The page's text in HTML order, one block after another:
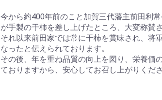
今から約400年前のこと加賀三代藩主前田利
が手製の干柿を差し上げたところ、大変称賛
それ以来前田家では常に干柿を賞味され、将
なったと伝えられております。
その後、年を重ね品質の向上を図り、栄養価
ておりますから、安心してお召し上がりくださ